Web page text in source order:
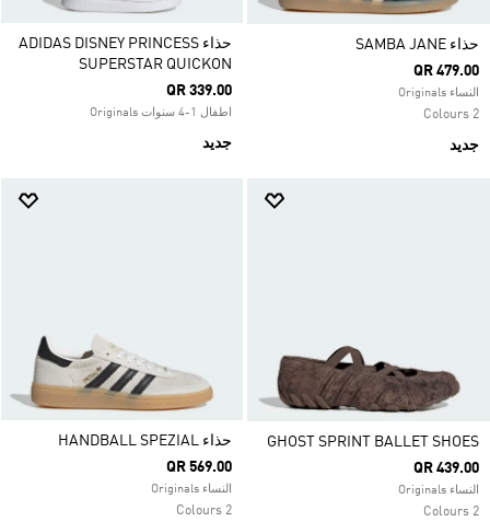
حذاء SAMBA JANE
QR 479.00
النساء Originals
2 Colours
جديد
حذاء ADIDAS DISNEY PRINCESS
SUPERSTAR QUICKON
QR 339.00
اطفال 1-4 سنوات Originals
جديد
GHOST SPRINT BALLET SHOES
QR 439.00
النساء Originals
2 Colours
حذاء HANDBALL SPEZIAL
QR 569.00
النساء Originals
2 Colours